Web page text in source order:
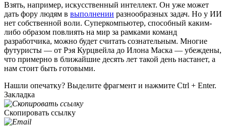
Взять, например, искусственный интеллект. Он уже может
дать фору людям в выполнении разнообразных задач. Но у ИИ
нет собственной воли. Суперкомпьютер, способный каким-
либо образом повлиять на мир за рамками команд
разработчика, можно будет считать сознательным. Многие
футуристы — от Рэя Курцвейла до Илона Маска — убеждены,
что примерно в ближайшие десять лет такой день настанет, а
нам стоит быть готовыми.
Нашли опечатку? Выделите фрагмент и нажмите Ctrl + Enter.
Закладка
Скопировать ссылку